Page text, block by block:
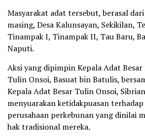
Masyarakat adat tersebut, berasal dari
masing, Desa Kalunsayan, Sekikilan,
Tinampak I, Tinampak II, Tau Baru,
Naputi.
Aksi yang dipimpin Kepala Adat Besar
Tulin Onsoi, Basuat bin Batulis,
Kepala Adat Besar Tulin Onsoi,
menyuarakan ketidakpuasan
perusahaan perkebunan yang dinilai
hak tradisional mereka.